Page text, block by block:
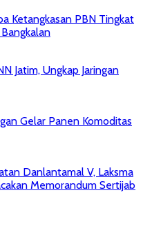
Ketangkasan PBN Tingkat
Jatim, Ungkap Jaringan
Gelar Panen Komoditas
Danlantamal V, Laksma
Memorandum Sertijab